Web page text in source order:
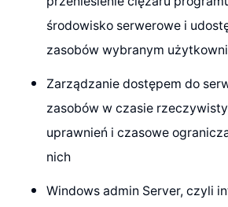
środowisko serwerowe i
zasobów wybranym
Zarządzanie dostępem do
zasobów w czasie
uprawnień i czasowe
nich
Windows admin Server, czyli